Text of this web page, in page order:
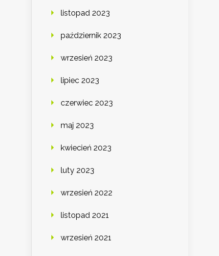
listopad 2023
październik 2023
wrzesień 2023
lipiec 2023
czerwiec 2023
maj 2023
kwiecień 2023
luty 2023
wrzesień 2022
listopad 2021
wrzesień 2021